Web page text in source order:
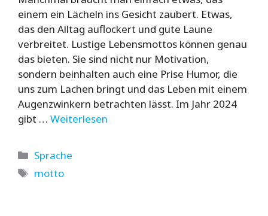
einem ein Lächeln ins Gesicht zaubert. Etwas,
das den Alltag auflockert und gute Laune
verbreitet. Lustige Lebensmottos können genau
das bieten. Sie sind nicht nur Motivation,
sondern beinhalten auch eine Prise Humor, die
uns zum Lachen bringt und das Leben mit einem
Augenzwinkern betrachten lässt. Im Jahr 2024
gibt … Weiterlesen
Kategorien
Sprache
Schlagwörter
motto